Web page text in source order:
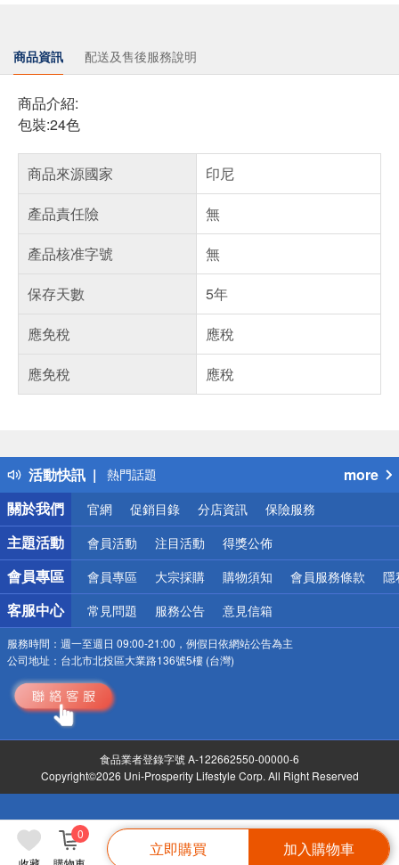
0
立即購買 加入購物車
商品資訊 配送及售後服務說明
商品介紹:
包裝:24色
商品來源國家
印尼
產品責任險
無
產品核准字號
無
保存天數
5年
應免稅
應稅
應免稅
應稅
活動快訊
得獎公告
熱門話題
銀行優惠
偏遠地區配送
詐騙網頁！請小心！
more
關於我們
官網 促銷目錄 分店資訊 保險服務
主題活動 會員活動 注目活動 得獎公佈
會員專區 會員專區 大宗採購 購物須知 會員服務條款 隱
客服中心 常見問題 服務公告 意見信箱
服務時間： 週一至週日 09:00-21:00，例假日依網站公告為主
公司地址： 台北市北投區大業路136號5樓 (台灣)
食品業者登錄字號 A-122662550-00000-6
Copyright©2026 Uni-Prosperity Lifestyle Corp. All Right Reserved